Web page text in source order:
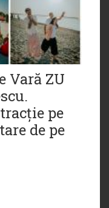
Vară ZU
pe
de pe